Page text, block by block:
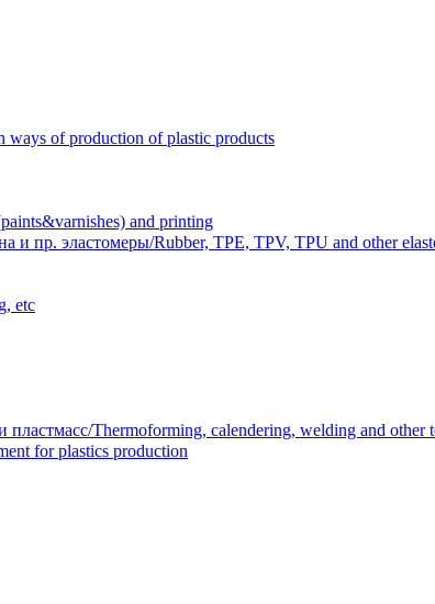
of production of plastic products
and printing
пр. эластомеры/Rubber, TPE, TPV, TPU and other
etc
Thermoforming, calendering, welding and other
for plastics production